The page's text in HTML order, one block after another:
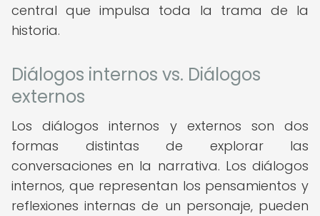
central que impulsa toda la trama de la
historia.
Diálogos internos vs. Diálogos
externos
Los diálogos internos y externos son dos
formas distintas de explorar las
conversaciones en la narrativa. Los diálogos
internos, que representan los pensamientos y
reflexiones internas de un personaje, pueden